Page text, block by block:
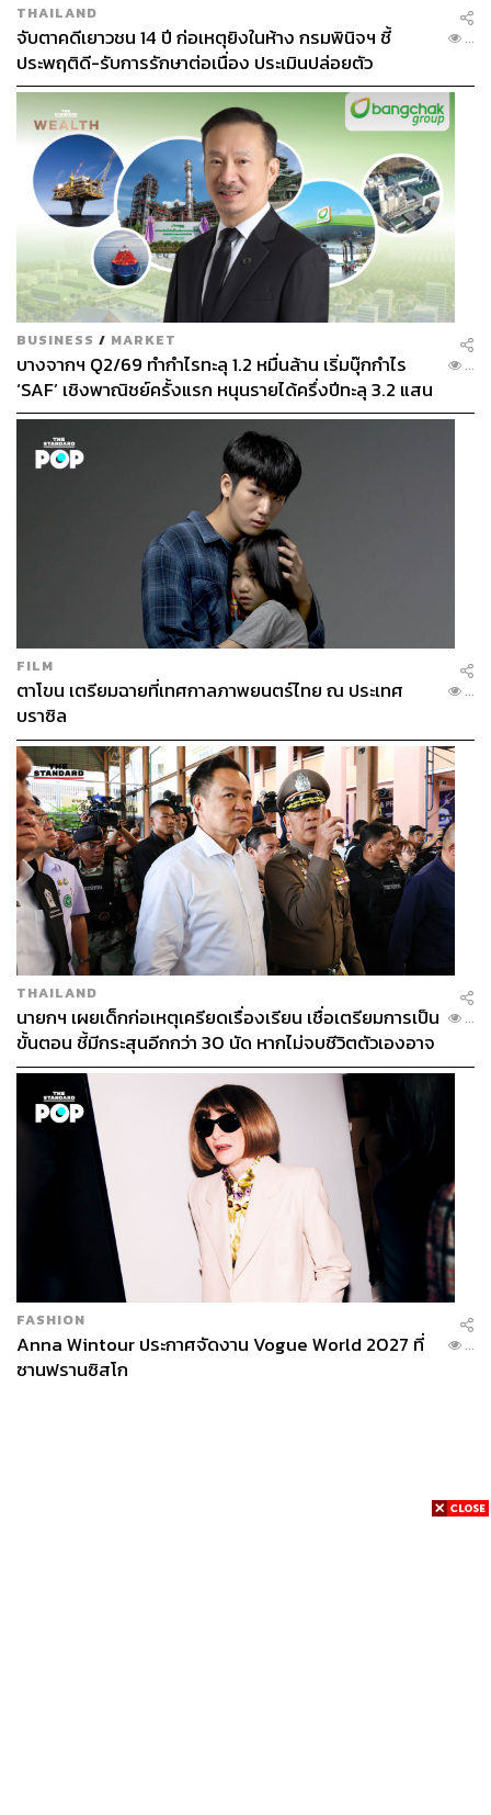
THAILAND
จับตาคดีเยาวชน 14 ปี ก่อเหตุยิงในห้าง กรมพินิจฯ ชี้
ประพฤติดี-รับการรักษาต่อเนื่อง ประเมินปล่อยตัว
...
BUSINESS / MARKET
บางจากฯ Q2/69 ทำกำไรทะลุ 1.2 หมื่นล้าน เริ่มบุ๊กกำไร
‘SAF’ เชิงพาณิชย์ครั้งแรก หนุนรายได้ครึ่งปีทะลุ 3.2 แสน
ล้าน
...
FILM
ตาโขน เตรียมฉายที่เทศกาลภาพยนตร์ไทย ณ ประเทศ
บราซิล
...
THAILAND
นายกฯ เผยเด็กก่อเหตุเครียดเรื่องเรียน เชื่อเตรียมการเป็น
ขั้นตอน ชี้มีกระสุนอีกกว่า 30 นัด หากไม่จบชีวิตตัวเองอาจ
สูญเสียเพิ่ม
...
FASHION
Anna Wintour ประกาศจัดงาน Vogue World 2027 ที่
ซานฟรานซิสโก
...